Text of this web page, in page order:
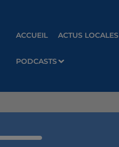
ACCUEIL ACTUS LOCALES
PODCASTS